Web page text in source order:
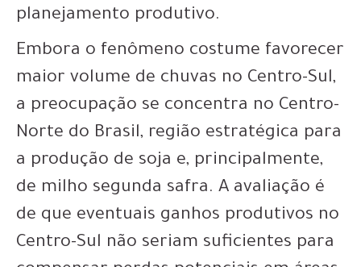
planejamento produtivo.
Embora o fenômeno costume favorecer
maior volume de chuvas no Centro-Sul,
a preocupação se concentra no Centro-
Norte do Brasil, região estratégica para
a produção de soja e, principalmente,
de milho segunda safra. A avaliação é
de que eventuais ganhos produtivos no
Centro-Sul não seriam suficientes para